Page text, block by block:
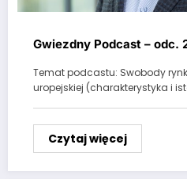
Gwiezdny Podcast – odc.
Temat podcastu: Swobody
uropejskiej (charakterystyka i
Czytaj więcej